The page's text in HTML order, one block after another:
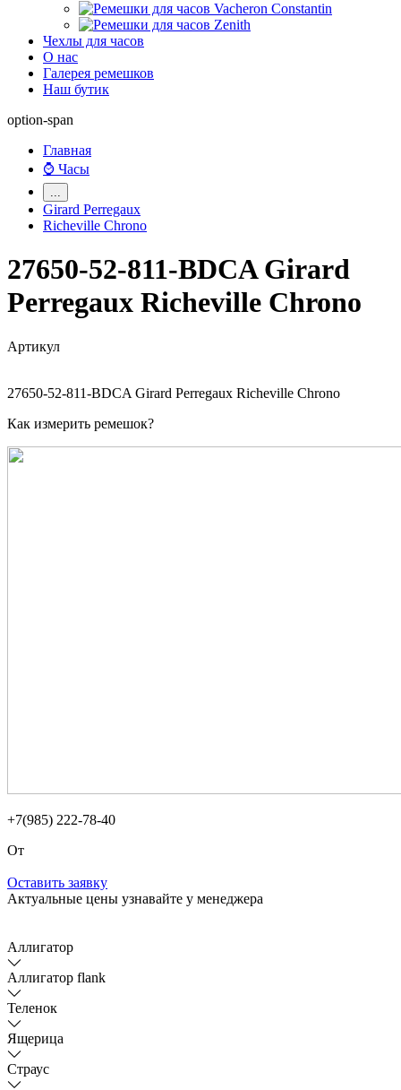
Чехлы для часов
О нас
Галерея ремешков
Наш бутик
option-span
Главная
⌚ Часы
Girard Perregaux
Richeville Chrono
27650-52-811-BDCA Girard
Perregaux Richeville Chrono
Артикул
27650-52-811-BDCA Girard Perregaux Richeville Chrono
Как измерить ремешок?
+7(985) 222-78-40
От
Оставить заявку
Актуальные цены узнавайте у менеджера
Аллигатор
Аллигатор flank
Теленок
Ящерица
Страус